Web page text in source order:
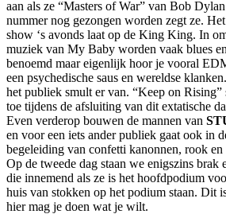
aan als ze “Masters of War” van Bob
nummer nog gezongen worden zegt ze.
show ‘s avonds laat op de King King. In
muziek van My Baby worden vaak blues
benoemd maar eigenlijk hoor je vooral
een psychedische saus en wereldse
het publiek smult er van. “Keep on Rising”
toe tijdens de afsluiting van dit extatische
Even verderop bouwen de mannen van
en voor een iets ander publiek gaat ook in
begeleiding van confetti kanonnen, rook
Op de tweede dag staan we enigszins brak
die innemend als ze is het hoofdpodium
huis van stokken op het podium staan. Dit
hier mag je doen wat je wilt.